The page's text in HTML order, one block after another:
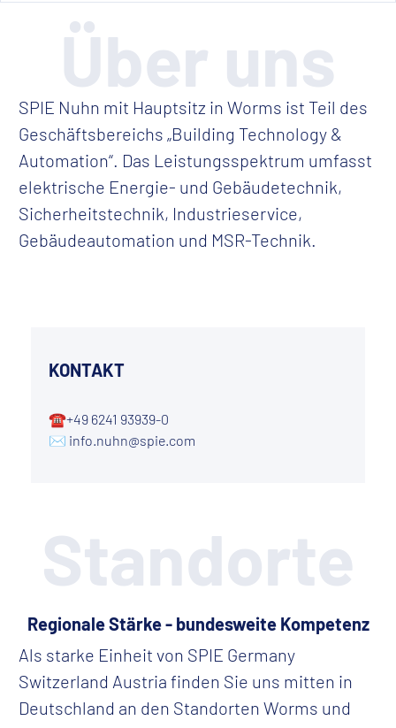
Standorte
Referenzen
Karriere
Downloads
Über uns
SPIE Nuhn mit Hauptsitz in Worms ist Teil des
Geschäftsbereichs „Building Technology &
Automation“. Das Leistungsspektrum umfasst
elektrische Energie- und Gebäudetechnik,
Sicherheitstechnik, Industrieservice,
Gebäudeautomation und MSR-Technik.
KONTAKT
☎+49 6241 93939-0
✉ info.nuhn@spie.com
Standorte
Regionale Stärke - bundesweite Kompetenz
Als starke Einheit von SPIE Germany
Switzerland Austria finden Sie uns mitten in
Deutschland an den Standorten Worms und